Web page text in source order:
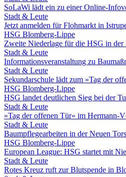
SoLaWi lädt ein zu einer Online-
Stadt & Leute
Jetzt anmelden für Flohmarkt in
HSG Blomberg-Lippe
Zweite Niederlage für die HSG in der
Stadt & Leute
Informationsveranstaltung zu
Stadt & Leute
Sekundarschule lädt zum »Tag der
HSG Blomberg-Lippe
HSG landet deutlichen Sieg bei der
Stadt & Leute
»Tag der offenen Tür« im Hermann-
Stadt & Leute
Baumpflegearbeiten in der Neuen
HSG Blomberg-Lippe
European League: HSG startet mit
Stadt & Leute
Rotes Kreuz ruft zur Blutspende in